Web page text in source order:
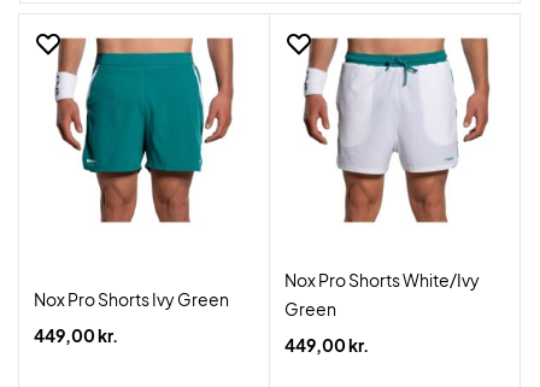
Nox Pro Shorts Ivy Green
449,00 kr.
Nox Pro Shorts White/Ivy
Green
449,00 kr.